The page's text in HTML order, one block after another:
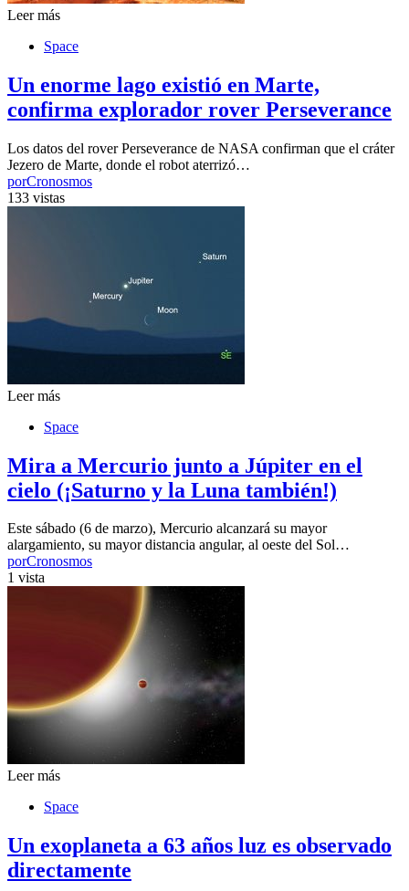
Leer más
Space
Un enorme lago existió en Marte,
confirma explorador rover Perseverance
Los datos del rover Perseverance de NASA confirman que el cráter
Jezero de Marte, donde el robot aterrizó…
porCronosmos
133 vistas
Leer más
Space
Mira a Mercurio junto a Júpiter en el
cielo (¡Saturno y la Luna también!)
Este sábado (6 de marzo), Mercurio alcanzará su mayor
alargamiento, su mayor distancia angular, al oeste del Sol…
porCronosmos
1 vista
Leer más
Space
Un exoplaneta a 63 años luz es observado
directamente